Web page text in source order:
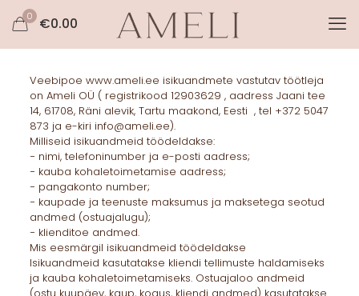
0 €0.00
Veebipoe www.ameli.ee isikuandmete vastutav töötleja
on Ameli OÜ ( registrikood 12903629 , aadress Jaani tee
14, 61708, Räni alevik, Tartu maakond, Eesti , tel +372 5047
873 ja e-kiri info@ameli.ee).
Milliseid isikuandmeid töödeldakse:
− nimi, telefoninumber ja e-posti aadress;
− kauba kohaletoimetamise aadress;
− pangakonto number;
− kaupade ja teenuste maksumus ja maksetega seotud
andmed (ostuajalugu);
− klienditoe andmed.
Mis eesmärgil isikuandmeid töödeldakse
Isikuandmeid kasutatakse kliendi tellimuste haldamiseks
ja kauba kohaletoimetamiseks. Ostuajaloo andmeid